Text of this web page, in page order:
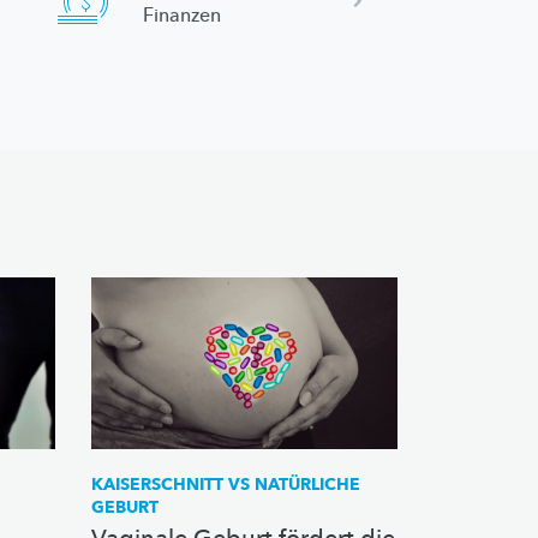
Finanzen
KAISERSCHNITT VS NATÜRLICHE
GEBURT